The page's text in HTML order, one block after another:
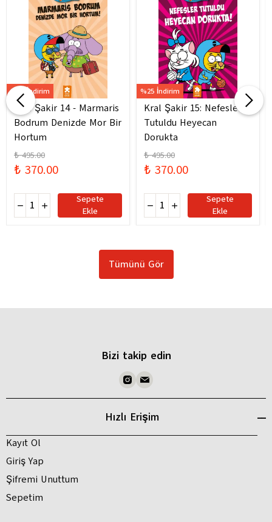
%25 İndirim
Kral Şakir 14 - Marmaris
Bodrum Denizde Mor Bir
Hortum
₺ 495.00
₺ 370.00
Sepete
Ekle
%25 İndirim
Kral Şakir 15: Nefesler
Tutuldu Heyecan
Dorukta
₺ 495.00
₺ 370.00
Sepete
Ekle
Tümünü Gör
Bizi takip edin
Hızlı Erişim
Kayıt Ol
Giriş Yap
Şifremi Unuttum
Sepetim